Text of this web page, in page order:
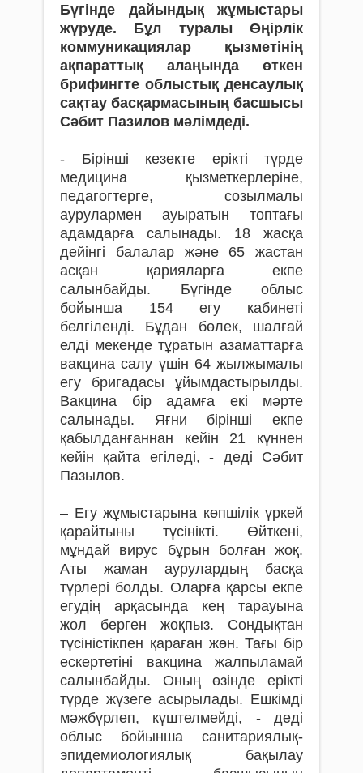
Бүгінде дайындық жұмыстары
жүруде. Бұл туралы Өңірлік
коммуникациялар қызметінің
ақпараттық алаңында өткен
брифингте облыстық денсаулық
сақтау басқармасының басшысы
Сәбит Пазилов мәлімдеді.
- Бірінші кезекте ерікті түрде
медицина қызметкерлеріне,
педагогтерге, созылмалы
аурулармен ауыратын топтағы
адамдарға салынады. 18 жасқа
дейінгі балалар және 65 жастан
асқан қарияларға екпе
салынбайды. Бүгінде облыс
бойынша 154 егу кабинеті
белгіленді. Бұдан бөлек, шалғай
елді мекенде тұратын азаматтарға
вакцина салу үшін 64 жылжымалы
егу бригадасы ұйымдастырылды.
Вакцина бір адамға екі мәрте
салынады. Яғни бірінші екпе
қабылданғаннан кейін 21 күннен
кейін қайта егіледі, - деді Сәбит
Пазылов.
– Егу жұмыстарына көпшілік үркей
қарайтыны түсінікті. Өйткені,
мұндай вирус бұрын болған жоқ.
Аты жаман аурулардың басқа
түрлері болды. Оларға қарсы екпе
егудің арқасында кең тарауына
жол берген жоқпыз. Сондықтан
түсіністікпен қараған жөн. Тағы бір
ескертетіні вакцина жалпыламай
салынбайды. Оның өзінде ерікті
түрде жүзеге асырылады. Ешкімді
мәжбүрлеп, күштелмейді, - деді
облыс бойынша санитариялық-
эпидемиологиялық бақылау